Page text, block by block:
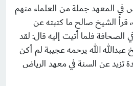
في المعهد جملة من العلماء منهم
قرأ الشيخ صالح ما كتبته عن
الصحافة فلما أتيت إليه قال: لقد
الله يرحمه عجيبة لم أكن
تزيد عن السنة في معهد الرياض